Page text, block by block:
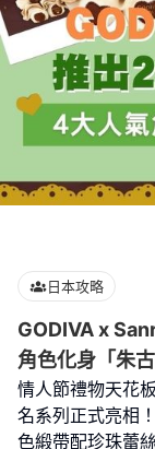
日本攻略
GODIVA x
角色化身「朱古
情人節禮物天花
名系列正式亮相
色緞帶配珍珠蕾